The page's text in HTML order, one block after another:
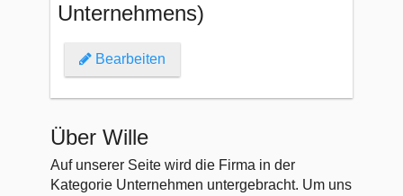
Unternehmens)
Bearbeiten
Über Wille
Auf unserer Seite wird die Firma in der
Kategorie Unternehmen untergebracht. Um uns